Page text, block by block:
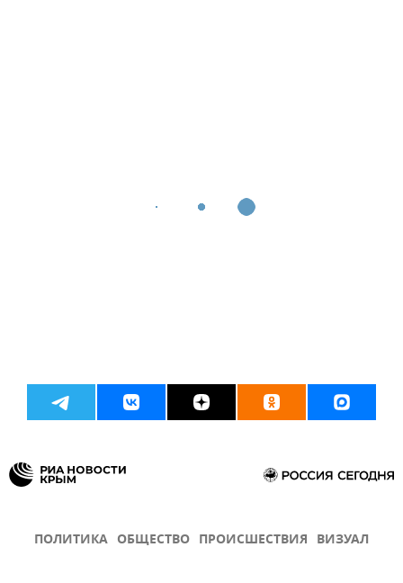
ПОЛИТИКА ОБЩЕСТВО ПРОИСШЕСТВИЯ ВИЗУАЛ